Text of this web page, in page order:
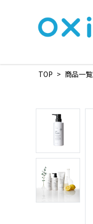
TOP > 商品一覧